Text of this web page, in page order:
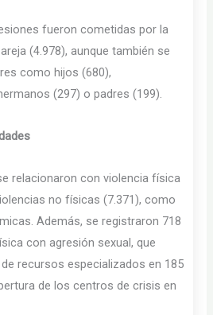
fueron cometidas por la
(4.978), aunque también se
como hijos (680),
(297) o padres (199).
relacionaron con violencia física
no físicas (7.371), como
Además, se registraron 718
con agresión sexual, que
recursos especializados en 185
de los centros de crisis en